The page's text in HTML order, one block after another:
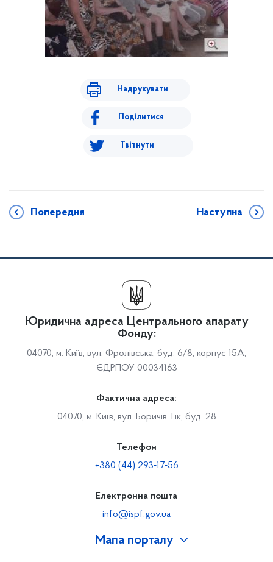
Надрукувати
Поділитися
Твітнути
Попередня Наступна
Мапа порталу
Юридична адреса Центрального апарату
Фонду:
04070, м. Київ, вул. Фролівська, буд. 6/8, корпус 15А,
ЄДРПОУ 00034163
Фактична адреса:
04070, м. Київ, вул. Боричів Тік, буд. 28
Телефон
+380 (44) 293-17-56
Електронна пошта
info@ispf.gov.ua